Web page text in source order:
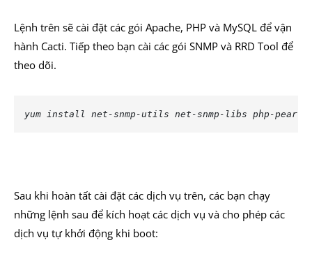
Lệnh trên sẽ cài đặt các gói Apache, PHP và MySQL để vận
hành Cacti. Tiếp theo bạn cài các gói SNMP và RRD Tool để
theo dõi.
yum install net-snmp-utils net-snmp-libs php-pear-
Sau khi hoàn tất cài đặt các dịch vụ trên, các bạn chạy
những lệnh sau để kích hoạt các dịch vụ và cho phép các
dịch vụ tự khởi động khi boot: